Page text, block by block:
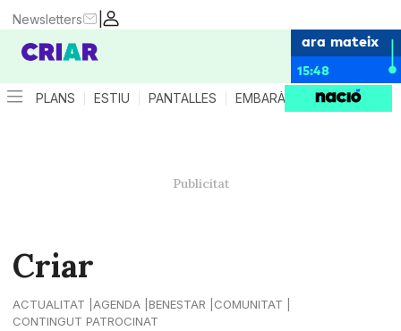
|
Newsletters
ara mateix
15:48
PLANS ESTIU PANTALLES EMBARÀS CRIANÇA
Criar
ACTUALITAT AGENDA BENESTAR
COMUNITAT
CONTINGUT PATROCINAT